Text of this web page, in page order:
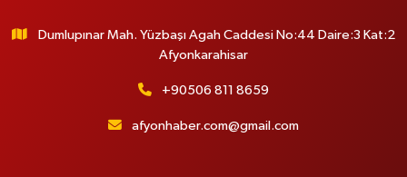
Dumlupınar Mah. Yüzbaşı Agah Caddesi No:44 Daire:3 Kat:2
Afyonkarahisar
+90506 811 8659
afyonhaber.com@gmail.com